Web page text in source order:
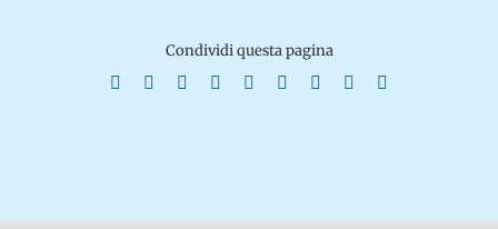
Condividi questa pagina
Facebook Reddit LinkedInWhatsApp
TumblrPinterest